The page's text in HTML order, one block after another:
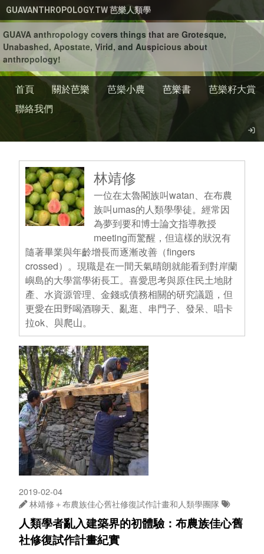
移至主內容
GUAVANTHROPOLOGY.TW 芭樂人類學
GUAVA anthropology covers things that are Grotesque,
Unabashed, Apostate, Virid, and Auspicious about
anthropology!
首頁 關於芭樂 芭樂小農 芭樂書
芭樂籽大賞
聯絡我們
林靖修
一位在太魯閣族叫watan、在布農
族叫umas的人類學學徒。經常因
為夢到要和博士論文指導教授
meeting而驚醒，但這樣的狀況有
隨著畢業與年齡增長而逐漸改善（fingers
crossed）。現職是在一間天氣晴朗就能看到對岸蘭
嶼島的大學當學術長工。喜愛思考與原住民土地財
產、水資源管理、金錢或債務相關的研究議題，但
更愛在田野喝酒聊天、亂逛、串門子、發呆、唱卡
拉ok、與爬山。
2019-02-04
林靖修＋布農族佳心舊社修復試作計畫和人類學團隊
人類學者亂入建築界的初體驗：布農族佳心舊
社修復試作計畫紀實